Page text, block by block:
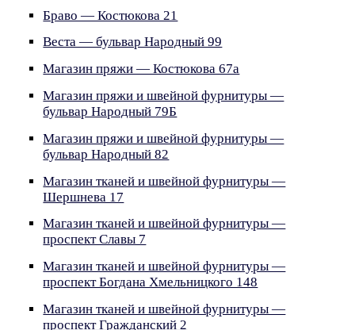
Браво — Костюкова 21
Веста — бульвар Народный 99
Магазин пряжи — Костюкова 67а
Магазин пряжи и швейной фурнитуры —
бульвар Народный 79Б
Магазин пряжи и швейной фурнитуры —
бульвар Народный 82
Магазин тканей и швейной фурнитуры —
Шершнева 17
Магазин тканей и швейной фурнитуры —
проспект Славы 7
Магазин тканей и швейной фурнитуры —
проспект Богдана Хмельницкого 148
Магазин тканей и швейной фурнитуры —
проспект Гражданский 2